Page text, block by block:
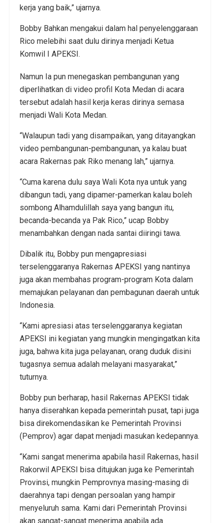
kerja yang baik,” ujarnya.
Bobby Bahkan mengakui dalam hal penyelenggaraan
Rico melebihi saat dulu dirinya menjadi Ketua
Komwil I APEKSI.
Namun Ia pun menegaskan pembangunan yang
diperlihatkan di video profil Kota Medan di acara
tersebut adalah hasil kerja keras dirinya semasa
menjadi Wali Kota Medan.
“Walaupun tadi yang disampaikan, yang ditayangkan
video pembangunan-pembangunan, ya kalau buat
acara Rakernas pak Riko menang lah,” ujarnya.
“Cuma karena dulu saya Wali Kota nya untuk yang
dibangun tadi, yang dipamer-pamerkan kalau boleh
sombong Alhamdulillah saya yang bangun itu,
becanda-becanda ya Pak Rico,” ucap Bobby
menambahkan dengan nada santai diiringi tawa.
Dibalik itu, Bobby pun mengapresiasi
terselenggaranya Rakernas APEKSI yang nantinya
juga akan membahas program-program Kota dalam
memajukan pelayanan dan pembagunan daerah untuk
Indonesia.
“Kami apresiasi atas terselenggaranya kegiatan
APEKSI ini kegiatan yang mungkin mengingatkan kita
juga, bahwa kita juga pelayanan, orang duduk disini
tugasnya semua adalah melayani masyarakat,”
tuturnya.
Bobby pun berharap, hasil Rakernas APEKSI tidak
hanya diserahkan kepada pemerintah pusat, tapi juga
bisa direkomendasikan ke Pemerintah Provinsi
(Pemprov) agar dapat menjadi masukan kedepannya.
“Kami sangat menerima apabila hasil Rakernas, hasil
Rakorwil APEKSI bisa ditujukan juga ke Pemerintah
Provinsi, mungkin Pemprovnya masing-masing di
daerahnya tapi dengan persoalan yang hampir
menyeluruh sama. Kami dari Pemerintah Provinsi
akan sangat-sangat menerima apabila ada